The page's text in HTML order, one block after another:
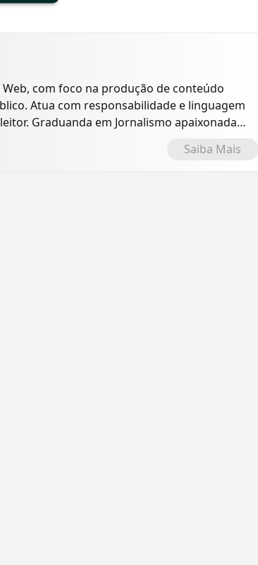
Web, com foco na produção de conteúdo
Atua com responsabilidade e linguagem
Graduanda em Jornalismo apaixonada
Saiba Mais